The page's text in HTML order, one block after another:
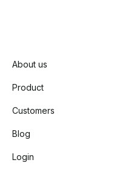
About us
Product
Customers
Blog
Login